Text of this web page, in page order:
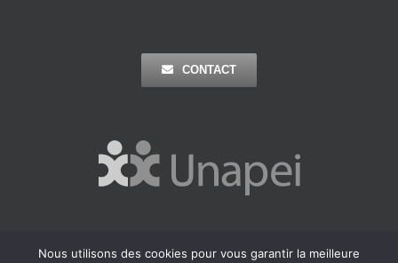
CONTACT
Nous utilisons des cookies pour vous garantir la meilleure